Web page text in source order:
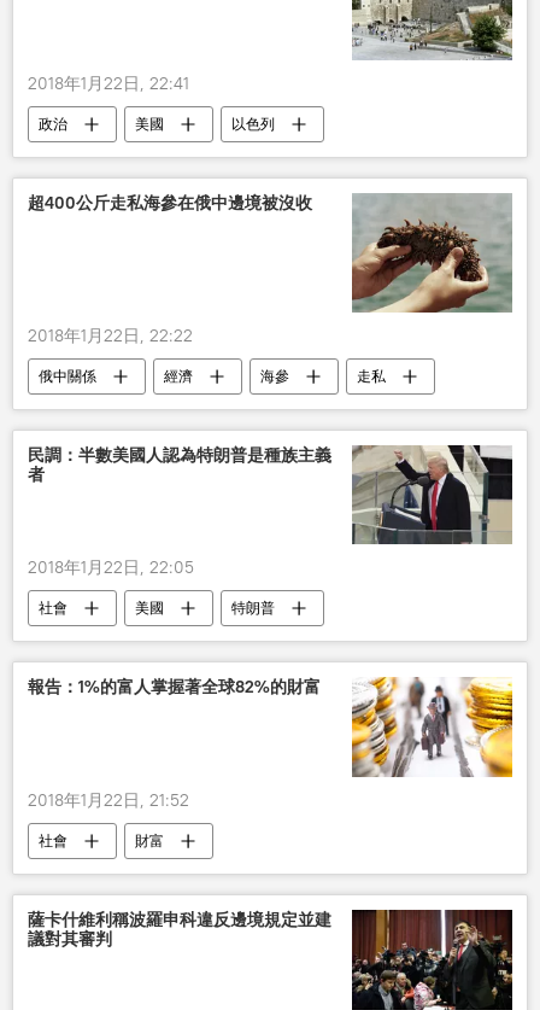
2018年1月22日, 22:41
政治 美國 以色列
超400公斤走私海參在俄中邊境被沒收
2018年1月22日, 22:22
俄中關係 經濟 海參
走私
海關
中國 俄羅斯
民調：半數美國人認為特朗普是種族主義
者
2018年1月22日, 22:05
社會 美國
特朗普
種族主義
民調
報告：1%的富人掌握著全球82%的財富
2018年1月22日, 21:52
社會 財富
薩卡什維利稱波羅申科違反邊境規定並建
議對其審判